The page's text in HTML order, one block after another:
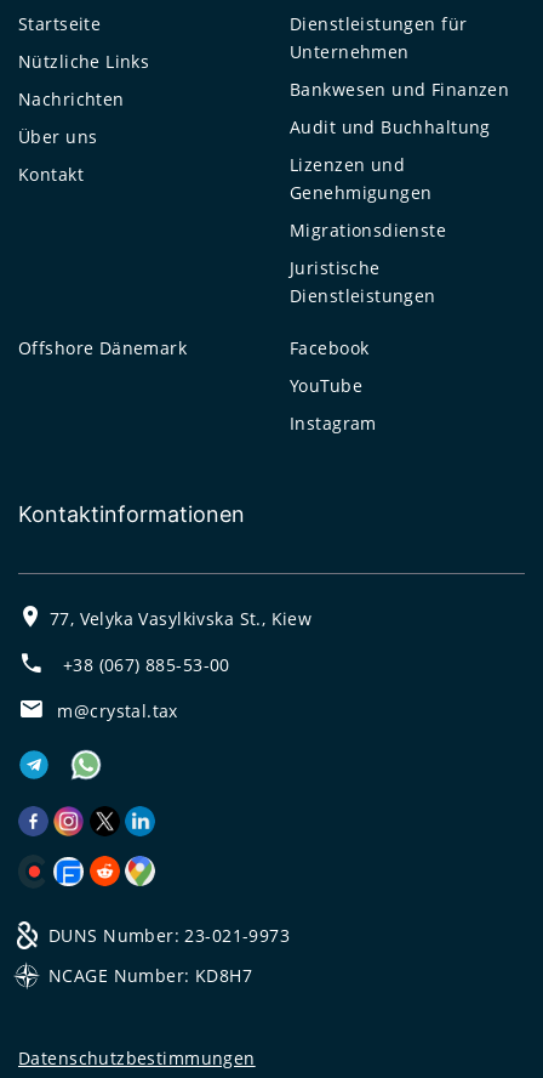
Startseite
Nützliche Links
Nachrichten
Über uns
Kontakt
Dienstleistungen für
Unternehmen
Bankwesen und Finanzen
Audit und Buchhaltung
Lizenzen und
Genehmigungen
Migrationsdienste
Juristische
Dienstleistungen
Offshore Dänemark
Facebook
YouTube
Instagram
Kontaktinformationen
77, Velyka Vasylkivska St., Kiew
+38 (067) 885-53-00
m@crystal.tax
DUNS Number: 23-021-9973
NCAGE Number: KD8H7
Datenschutzbestimmungen